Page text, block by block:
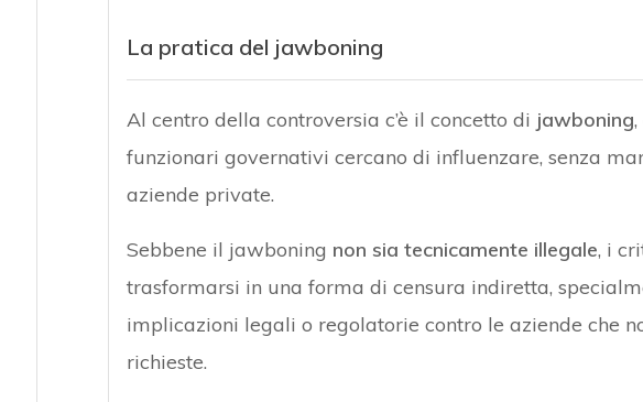
La pratica del jawboning
Al centro della controversia c’è il concetto di jawboning
funzionari governativi cercano di influenzare, senza
aziende private.
Sebbene il jawboning non sia tecnicamente illegale, i
trasformarsi in una forma di censura indiretta,
implicazioni legali o regolatorie contro le aziende che
richieste.